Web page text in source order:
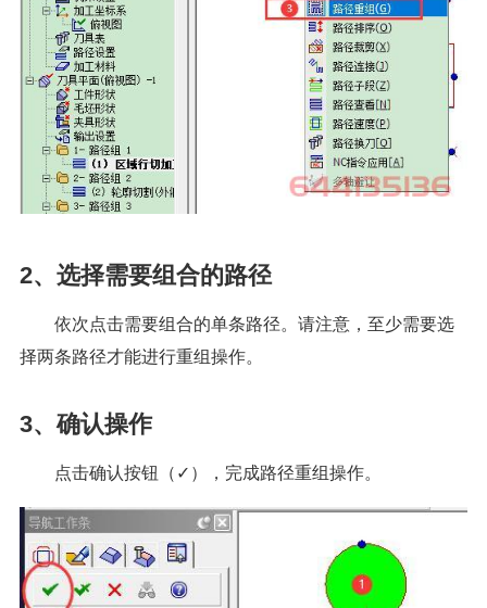
2、选择需要组合的路径
依次点击需要组合的单条路径。请注意，至少需要选
择两条路径才能进行重组操作。
3、确认操作
点击确认按钮（✓），完成路径重组操作。